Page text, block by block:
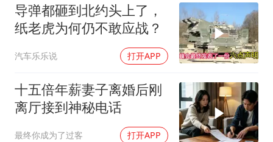
中国养老床位“三连降”
贵州轮胎子公司获美国退税8136万
郑国霖回应去景区上班被保安拦下
奋进开新局 实干挑大梁
导弹都砸到北约头上了，
纸老虎为何仍不敢应战？
汽车乐乐说 打开APP
十五倍年薪妻子离婚后刚
离厅接到神秘电话
最终你成为了过客 打开APP